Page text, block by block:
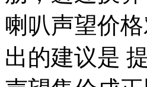
喇叭声望价
出的建议是